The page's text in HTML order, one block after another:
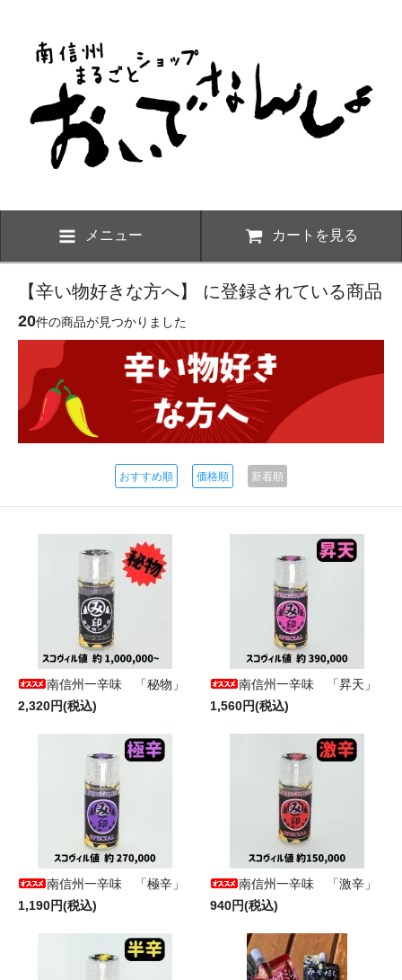
メニュー カートを見る
【辛い物好きな方へ】 に登録されている商品
20件の商品が見つかりました
おすすめ順 価格順 新着順
南信州一辛味 「秘物」
2,320円(税込)
南信州一辛味 「昇天」
1,560円(税込)
南信州一辛味 「極辛」
1,190円(税込)
南信州一辛味 「激辛」
940円(税込)